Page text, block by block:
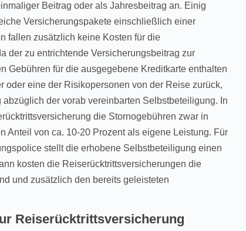
Beitrag oder als Jahresbeitrag an. Einig
Versicherungspakete einschließlich einer
fallen zusätzlich keine Kosten für die
der zu entrichtende Versicherungsbeitrag zur
Gebühren für die ausgegebene Kreditkarte enthalten
oder eine der Risikopersonen von der Reise zurück,
der vorab vereinbarten Selbstbeteiligung. In
die Stornogebühren zwar in
Anteil von ca. 10-20 Prozent als eigene Leistung. Für
stellt die erhobene Selbstbeteiligung einen
kosten die Reiserücktrittsversicherungen die
und zusätzlich den bereits geleisteten
Reiserücktrittsversicherung